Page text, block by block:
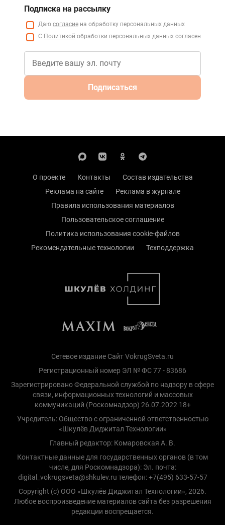
Подписка на рассылку
Даю согласие на обработку персональных данных
С Политикой обработки персональных данных согласен
Подписаться
О проекте Контакты
Состав издательства
Реклама на сайте
Реклама в журнале
Правила использования материалов
Пользовательское соглашение
Политика использования cookie-файлов
Рекомендательные технологии
Техподдержка
Сетевое издание Сайт VokrugSveta.ru
Регистрационный номер ЭЛ № ФС 77 - 83686
Зарегистрировано Федеральной службой по надзору в сфере
связи, информационных технологий и массовых
коммуникаций (Роскомнадзор) 26.07.2022 18+
Учредитель: Общество с ограниченной ответственностью
«Шкулёв Диджитал Технологии»
Главный редактор: Комаровская А. В.
Контактные данные для государственных органов (в том
числе, для Роскомнадзора): Эл. почта:
digital_vokrugsveta@shkulev.ru телефон: +7(495) 633-57-57
Copyright (с) ООО «Шкулёв Диджитал Технологии», 2026.
Любое воспроизведение материалов сайта без разрешения
редакции воспрещается.